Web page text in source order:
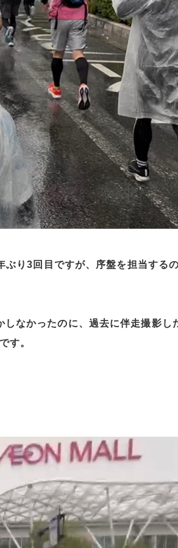
り3回目ですが、序盤を担当する
しなかったのに、過去に伴走撮影し
す。